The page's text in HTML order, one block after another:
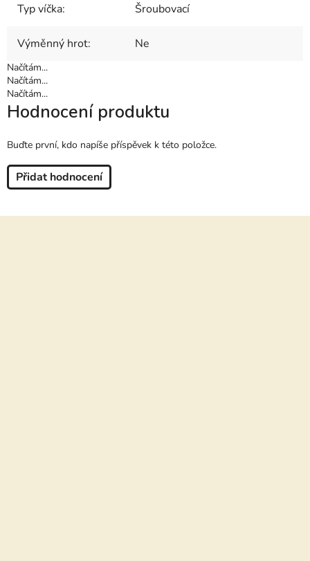
Typ víčka: Šroubovací
Výměnný hrot: Ne
Načítám...
Načítám...
Načítám...
Hodnocení produktu
Buďte první, kdo napíše příspěvek k této položce.
Přidat hodnocení